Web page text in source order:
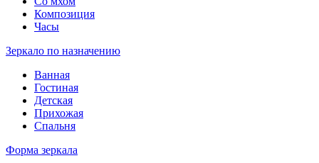
Композиция
Часы
Зеркало по назначению
Ванная
Гостиная
Детская
Прихожая
Спальня
Форма зеркала